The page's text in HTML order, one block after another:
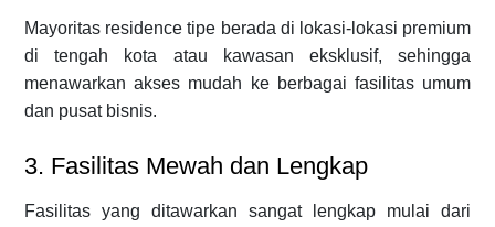
Mayoritas residence tipe berada di lokasi-lokasi premium
di tengah kota atau kawasan eksklusif, sehingga
menawarkan akses mudah ke berbagai fasilitas umum
dan pusat bisnis.
3. Fasilitas Mewah dan Lengkap
Fasilitas yang ditawarkan sangat lengkap mulai dari